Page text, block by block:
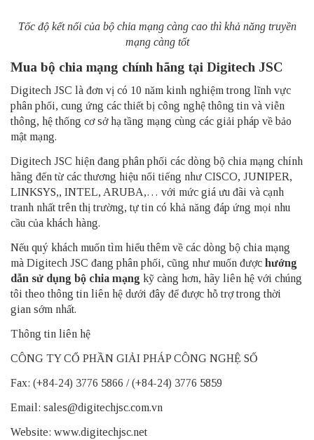
Tốc độ kết nối của bộ chia mạng càng cao thì khả năng truyền
mạng càng tốt
Mua bộ chia mạng chính hãng tại Digitech JSC
Digitech JSC là đơn vị có 10 năm kinh nghiệm trong lĩnh vực
phân phối, cung ứng các thiết bị công nghệ thông tin và viễn
thông, hệ thống cơ sở hạ tầng mạng cùng các giải pháp về bảo
mật mạng.
Digitech JSC hiện đang phân phối các dòng bộ chia mạng chính
hãng đến từ các thương hiệu nổi tiếng như CISCO, JUNIPER,
LINKSYS,, INTEL, ARUBA,… với mức giá ưu đãi và cạnh
tranh nhất trên thị trường, tự tin có khả năng đáp ứng mọi nhu
cầu của khách hàng.
Nếu quý khách muốn tìm hiểu thêm về các dòng bộ chia mạng
mà Digitech JSC đang phân phối, cũng như muốn được hướng
dẫn sử dụng bộ chia mạng kỹ càng hơn, hãy liên hệ với chúng
tôi theo thông tin liên hệ dưới đây để được hỗ trợ trong thời
gian sớm nhất.
Thông tin liên hệ
CÔNG TY CỔ PHẦN GIẢI PHÁP CÔNG NGHỆ SỐ
Fax: (+84-24) 3776 5866 / (+84-24) 3776 5859
Email: sales@digitechjsc.com.vn
Website: www.digitechjsc.net